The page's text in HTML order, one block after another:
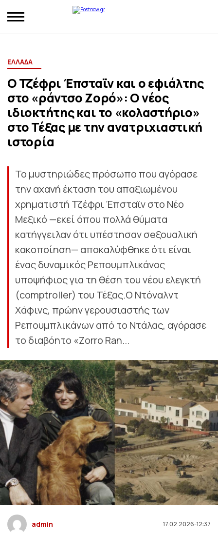
ΕΛΛΑΔΑ
Ο Τζέφρι Έπσταϊν και ο εφιάλτης
στο «ράντσο Ζορό»: Ο νέος
ιδιοκτήτης και το «κολαστήριο»
στο Τέξας με την ανατριχιαστική
ιστορία
Το μυστηριώδες πρόσωπο που αγόρασε
την αχανή έκταση του απαξιωμένου
χρηματιστή Τζέφρι Έπσταϊν στο Νέο
Μεξικό —εκεί όπου πολλά θύματα
κατήγγειλαν ότι υπέστησαν σeξουαλική
κακοποίηση— αποκαλύφθηκε ότι είναι
ένας δυναμικός Ρεπουμπλικάνος
υποψήφιος για τη θέση του νέου ελεγκτή
(comptroller) του Τέξας.Ο Ντόναλντ
Χάφινς, πρώην γερουσιαστής των
Ρεπουμπλικάνων από το Ντάλας, αγόρασε
το διαβόητο «Zorro Ran...
admin 17.02.2026-12:37